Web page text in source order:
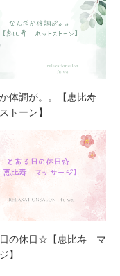
体調が。。【恵比寿
トーン】
日の休日☆【恵比寿 マ
】